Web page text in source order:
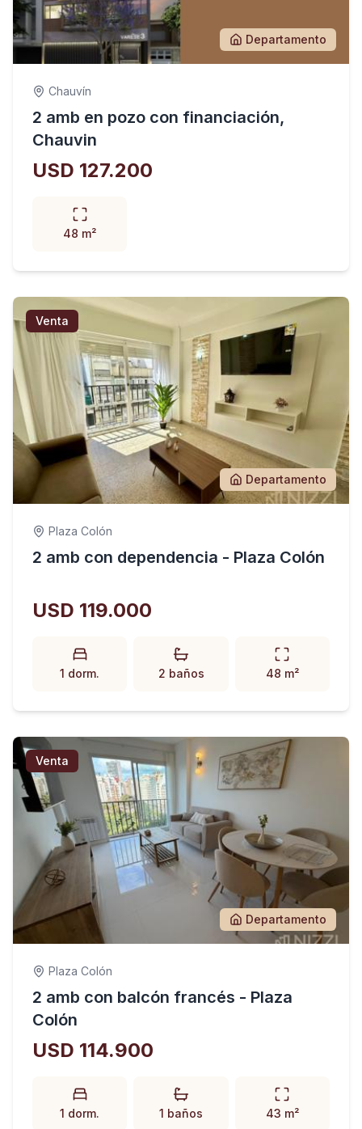
Departamento
Chauvín
2 amb en pozo con financiación,
Chauvin
USD 127.200
48 m²
Venta
Departamento
Plaza Colón
2 amb con dependencia - Plaza Colón
USD 119.000
1 dorm. 2 baños 48 m²
Venta
Departamento
Plaza Colón
2 amb con balcón francés - Plaza
Colón
USD 114.900
1 dorm. 1 baños 43 m²